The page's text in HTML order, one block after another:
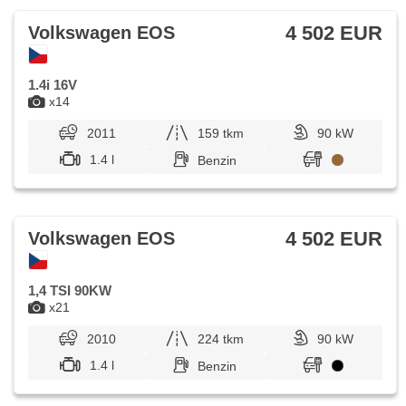
x14
Volkswagen EOS 4 502 EUR
1.4i 16V
2011 159 tkm
90 kW
1.4 l
Benzin
x21
Volkswagen EOS 4 502 EUR
1,4 TSI 90KW
2010 224 tkm
90 kW
1.4 l
Benzin